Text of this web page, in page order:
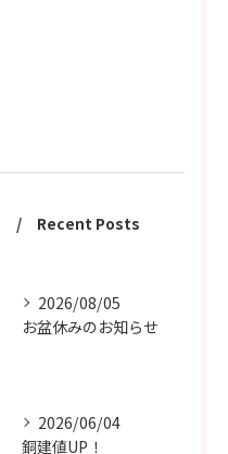
Recent Posts
2026/08/05
お盆休みのお知らせ
2026/06/04
銅建値UP！